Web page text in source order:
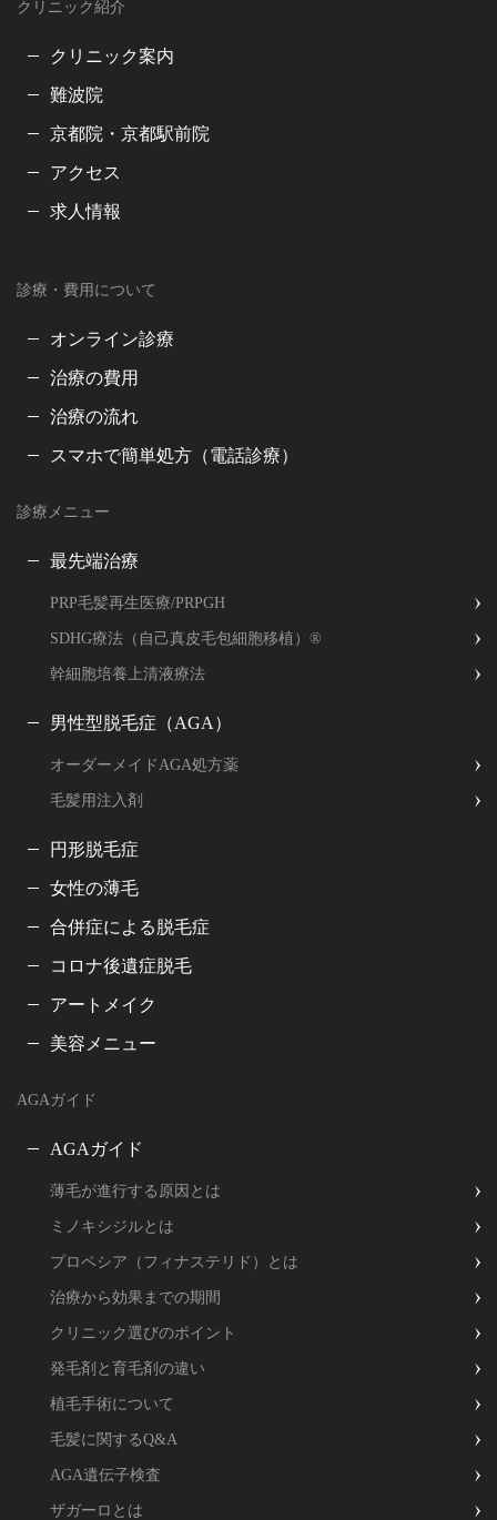
クリニック紹介
クリニック案内
難波院
京都院・京都駅前院
アクセス
求人情報
診療・費用について
オンライン診療
治療の費用
治療の流れ
スマホで簡単処方（電話診療）
診療メニュー
最先端治療
PRP毛髪再生医療/PRPGH
SDHG療法（自己真皮毛包細胞移植）®
幹細胞培養上清液療法
男性型脱毛症（AGA）
オーダーメイドAGA処方薬
毛髪用注入剤
円形脱毛症
女性の薄毛
合併症による脱毛症
コロナ後遺症脱毛
アートメイク
美容メニュー
AGAガイド
AGAガイド
薄毛が進行する原因とは
ミノキシジルとは
プロペシア（フィナステリド）とは
治療から効果までの期間
クリニック選びのポイント
発毛剤と育毛剤の違い
植毛手術について
毛髪に関するQ&A
AGA遺伝子検査
ザガーロとは